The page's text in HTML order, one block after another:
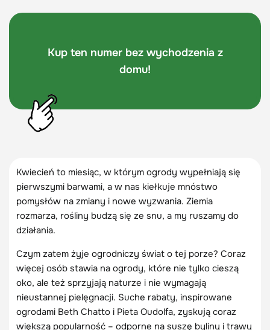
Kup ten numer bez wychodzenia z
domu!
Kwiecień to miesiąc, w którym ogrody wypełniają się
pierwszymi barwami, a w nas kiełkuje mnóstwo
pomysłów na zmiany i nowe wyzwania. Ziemia
rozmarza, rośliny budzą się ze snu, a my ruszamy do
działania.
Czym zatem żyje ogrodniczy świat o tej porze? Coraz
więcej osób stawia na ogrody, które nie tylko cieszą
oko, ale też sprzyjają naturze i nie wymagają
nieustannej pielęgnacji. Suche rabaty, inspirowane
ogrodami Beth Chatto i Pieta Oudolfa, zyskują coraz
większą popularność – odporne na suszę byliny i trawy